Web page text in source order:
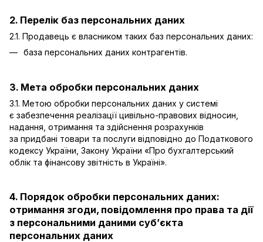
2. Перелік баз персональних даних
2.1. Продавець є власником таких баз персональних даних:
база персональних даних контрагентів.
3. Мета обробки персональних даних
3.1. Метою обробки персональних даних у системі
є забезпечення реалізації цивільно-правових відносин,
надання, отримання та здійснення розрахунків
за придбані товари та послуги відповідно до Податкового
кодексу України, Закону України «Про бухгалтерський
облік та фінансову звітність в Україні».
4. Порядок обробки персональних даних:
отримання згоди, повідомлення про права та дії
з персональними даними суб’єкта
персональних даних